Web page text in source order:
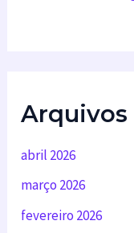
Arquivos
abril 2026
março 2026
fevereiro 2026